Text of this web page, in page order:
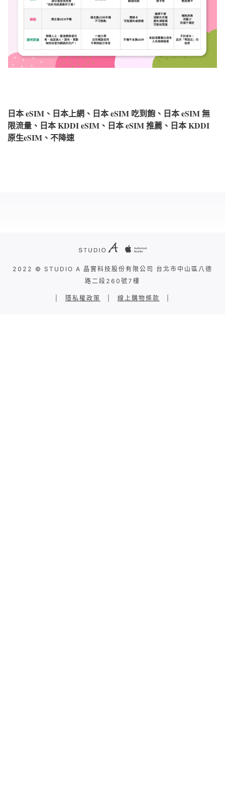
日本 eSIM、日本上網、日本 eSIM 吃到飽、日本 eSIM 無
限流量、日本 KDDI eSIM、日本 eSIM 推薦、日本 KDDI
原生eSIM、不降速
2022 © STUDIO A 晶實科技股份有限公司 台北市中山區八德
路二段260號7樓
隱私權政策 線上購物條款